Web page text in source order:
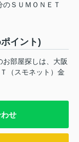
ＳＵＭＯＮＥＴ
イント)
部屋探しは、大阪
（スモネット）金
せ